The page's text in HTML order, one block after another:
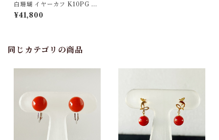
白珊瑚 イヤーカフ K10PG ps
-22
¥41,800
同じカテゴリの商品